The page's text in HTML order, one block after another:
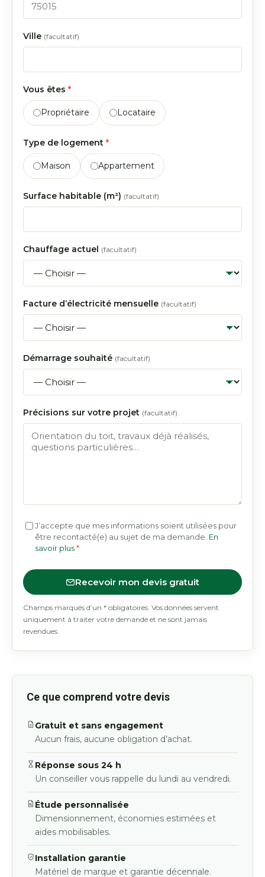
Ville (facultatif)
Vous êtes *
Propriétaire Locataire
Type de logement *
Maison Appartement
Surface habitable (m²) (facultatif)
Chauffage actuel (facultatif)
Facture d’électricité mensuelle (facultatif)
Démarrage souhaité (facultatif)
Précisions sur votre projet (facultatif)
J’accepte que mes informations soient utilisées pour
être recontacté(e) au sujet de ma demande. En
savoir plus*
Recevoir mon devis gratuit
Champs marqués d’un * obligatoires. Vos données servent
uniquement à traiter votre demande et ne sont jamais
revendues.
Ce que comprend votre devis
Gratuit et sans engagement
Aucun frais, aucune obligation d’achat.
Réponse sous 24 h
Un conseiller vous rappelle du lundi au vendredi.
Étude personnalisée
Dimensionnement, économies estimées et
aides mobilisables.
Installation garantie
Matériel de marque et garantie décennale.